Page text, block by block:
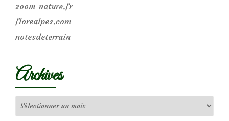
zoom-nature.fr
florealpes.com
notesdeterrain
Archives